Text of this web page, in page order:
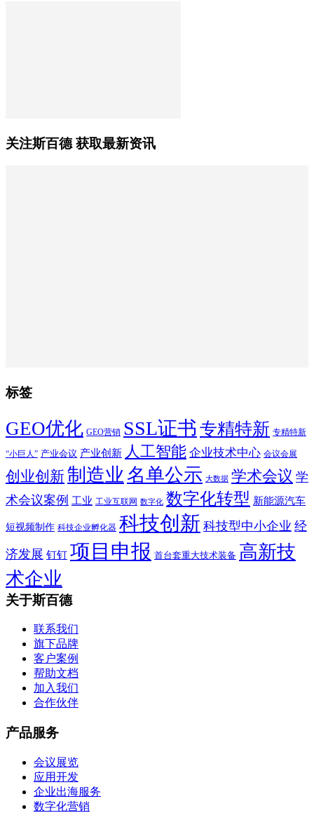
关注斯百德 获取最新资讯
标签
GEO优化 GEO营销 SSL证书 专精特新 专精特新
“小巨人” 产业会议 产业创新 人工智能 企业技术中心 会议会展
创业创新制造业 名单公示 大数据 学术会议 学
术会议案例 工业 工业互联网 数字化 数字化转型 新能源汽车
短视频制作 科技企业孵化器 科技创新 科技型中小企业 经
济发展 钉钉 项目申报 首台套重大技术装备 高新技
术企业
关于斯百德
联系我们
旗下品牌
客户案例
帮助文档
加入我们
合作伙伴
产品服务
会议展览
应用开发
企业出海服务
数字化营销